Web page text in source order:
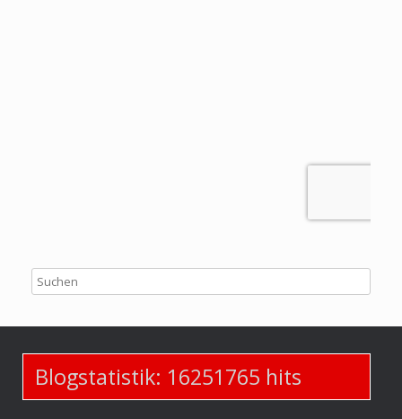
Blogstatistik: 16251765 hits